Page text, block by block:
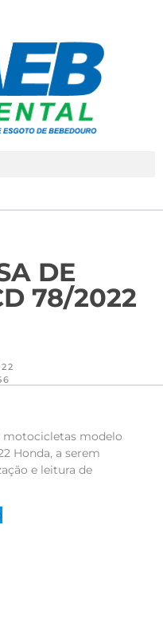
DE
78/2022
motocicletas modelo
Honda, a serem
e leitura de